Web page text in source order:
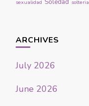
sexualidad Soledad solteria
ARCHIVES
July 2026
June 2026